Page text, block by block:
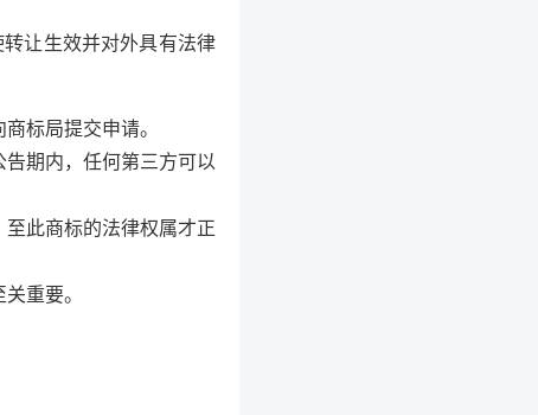
让生效并对外具有法律
标局提交申请。
期内，任何第三方可以
此商标的法律权属才正
重要。